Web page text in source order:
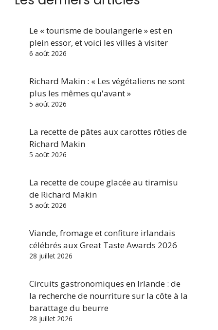
Le « tourisme de boulangerie » est en
plein essor, et voici les villes à visiter
6 août 2026
Richard Makin : « Les végétaliens ne sont
plus les mêmes qu'avant »
5 août 2026
La recette de pâtes aux carottes rôties de
Richard Makin
5 août 2026
La recette de coupe glacée au tiramisu
de Richard Makin
5 août 2026
Viande, fromage et confiture irlandais
célébrés aux Great Taste Awards 2026
28 juillet 2026
Circuits gastronomiques en Irlande : de
la recherche de nourriture sur la côte à la
barattage du beurre
28 juillet 2026